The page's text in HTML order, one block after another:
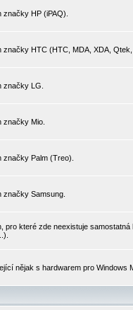
HP (iPAQ).
HTC (HTC, MDA, XDA,
značky LG.
značky Mio.
Palm (Treo).
značky Samsung.
pro které zde neexistuje
nějak s hardwarem pro Windows